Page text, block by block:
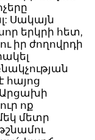
Սակայն
երկրի հետ,
իր ժողովրդի
հայոց
Արցախի
ոք
մետր